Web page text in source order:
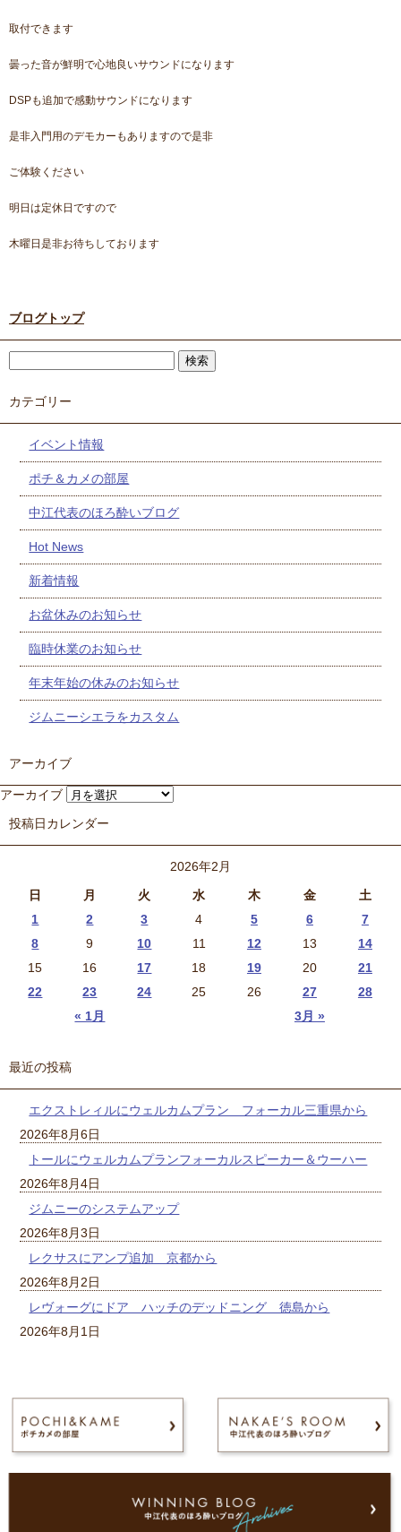
取付できます
曇った音が鮮明で心地良いサウンドになります
DSPも追加で感動サウンドになります
是非入門用のデモカーもありますので是非
ご体験ください
明日は定休日ですので
木曜日是非お待ちしております
ブログトップ
カテゴリー
イベント情報
ポチ＆カメの部屋
中江代表のほろ酔いブログ
Hot News
新着情報
お盆休みのお知らせ
臨時休業のお知らせ
年末年始の休みのお知らせ
ジムニーシエラをカスタム
アーカイブ
アーカイブ
投稿日カレンダー
2026年2月
日
月 火 水 木 金 土
« 1月 3月 »
1 2 3 4 5 6
7
8
9 10 11 12 13
14
15
16 17 18 19 20
21
22
23 24 25 26 27 28
最近の投稿
エクストレィルにウェルカムプラン フォーカル三重県から
2026年8月6日
トールにウェルカムプランフォーカルスピーカー＆ウーハー
2026年8月4日
ジムニーのシステムアップ
2026年8月3日
レクサスにアンプ追加 京都から
2026年8月2日
レヴォーグにドア ハッチのデッドニング 徳島から
2026年8月1日